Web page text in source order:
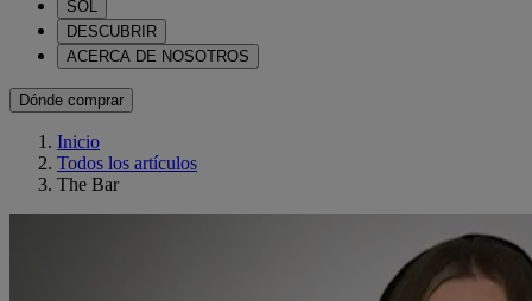
SOL
DESCUBRIR
ACERCA DE NOSOTROS
Dónde comprar
Inicio
Todos los artículos
The Bar